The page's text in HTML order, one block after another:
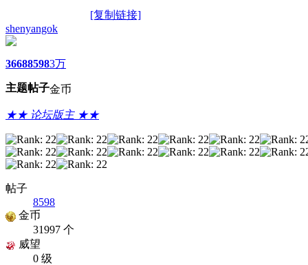
[复制链接]
shenyangok
3668
主题
8598
帖子
3万
金币
★★ 论坛版主 ★★
帖子
8598
金币
31997 个
威望
0 级